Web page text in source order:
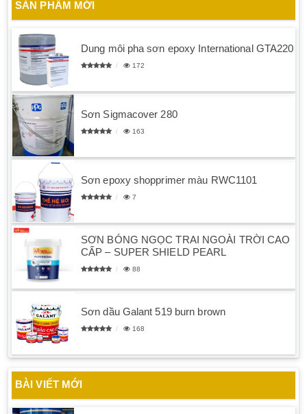
SẢN PHẨM MỚI
Dung môi pha sơn epoxy International GTA220
172
Sơn Sigmacover 280
163
Sơn epoxy shopprimer màu RWC1101
7
SƠN BÓNG NGỌC TRAI NGOÀI TRỜI CAO
CẤP – SUPER SHIELD PEARL
88
Sơn dầu Galant 519 burn brown
168
BÀI VIẾT MỚI